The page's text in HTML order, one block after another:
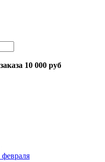
10 000 руб